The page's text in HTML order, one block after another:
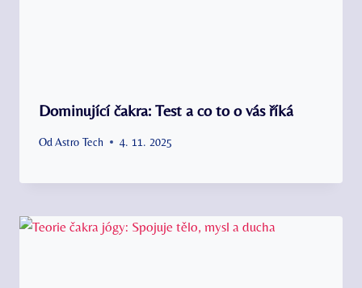
Dominující čakra: Test a co to o vás říká
Od Astro Tech 4. 11. 2025